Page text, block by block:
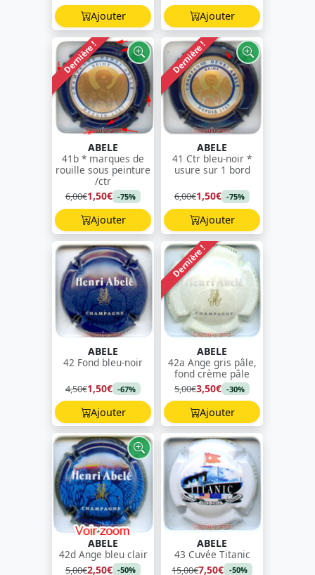
Ajouter Ajouter
Dernière !
ABELE
41b * marques de
rouille sous peinture
/ctr
6,00€1,50€ -75%
Ajouter
Dernière !
ABELE
41 Ctr bleu-noir *
usure sur 1 bord
6,00€1,50€ -75%
Ajouter
ABELE
42 Fond bleu-noir
4,50€1,50€ -67%
Ajouter
Dernière !
ABELE
42a Ange gris pâle,
fond crème pâle
5,00€3,50€ -30%
Ajouter
ABELE
42d Ange bleu clair
5,00€2,50€ -50%
ABELE
43 Cuvée Titanic
15,00€7,50€ -50%